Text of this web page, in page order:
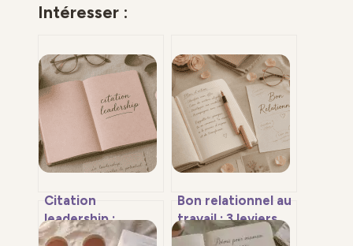
Intéresser :
Citation
leadership :
trouver les mots
Bon relationnel au
travail : 3 leviers
pour transformer